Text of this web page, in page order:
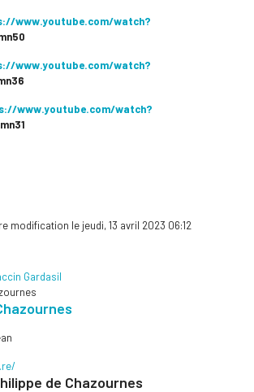
www.youtube.com/watch?
www.youtube.com/watch?
www.youtube.com/watch?
modification le jeudi, 13 avril 2023 06:12
Gardasil
de Chazournes